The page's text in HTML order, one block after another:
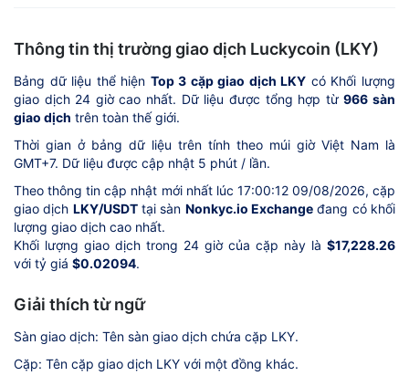
Thông tin thị trường giao dịch Luckycoin (LKY)
Bảng dữ liệu thể hiện Top 3 cặp giao dịch LKY có Khối lượng
giao dịch 24 giờ cao nhất. Dữ liệu được tổng hợp từ966 sàn
giao dịch trên toàn thế giới.
Thời gian ở bảng dữ liệu trên tính theo múi giờ Việt Nam là
GMT+7. Dữ liệu được cập nhật 5 phút / lần.
Theo thông tin cập nhật mới nhất lúc 17:00:12 09/08/2026, cặp
giao dịch LKY/USDTtại sàn Nonkyc.io Exchange đang có khối
lượng giao dịch cao nhất.
Khối lượng giao dịch trong 24 giờ của cặp này là $17,228.26
với tỷ giá $0.02094.
Giải thích từ ngữ
Sàn giao dịch: Tên sàn giao dịch chứa cặp LKY.
Cặp: Tên cặp giao dịch LKY với một đồng khác.